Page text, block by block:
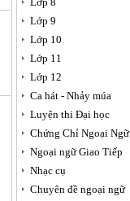
Lớp 9
Lớp 10
Lớp 11
Lớp 12
Ca hát - Nhảy múa
Luyện thi Đại học
Chứng Chỉ Ngoại Ngữ
Ngoại ngữ Giao Tiếp
Nhạc cụ
Chuyên đề ngoại ngữ